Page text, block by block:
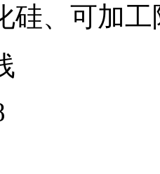
硅、可加